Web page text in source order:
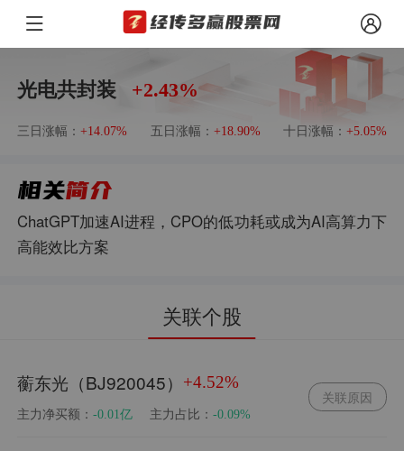
光电共封装 +2.43%
三日涨幅：+14.07% 五日涨幅： +18.90% 十日涨幅： +5.05%
ChatGPT加速AI进程，CPO的低功耗或成为AI高算力下
高能效比方案
关联个股
蘅东光（BJ920045） +4.52%
主力净买额：-0.01亿 主力占比：-0.09%
关联原因